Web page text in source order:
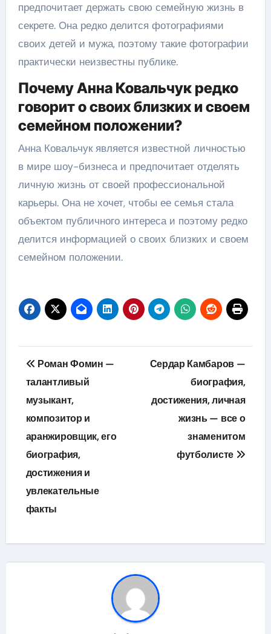
предпочитает держать свою семейную жизнь в
секрете. Она редко делится фотографиями
своих детей и мужа, поэтому такие фотографии
практически неизвестны публике.
Почему Анна Ковальчук редко
говорит о своих близких и своем
семейном положении?
Анна Ковальчук является известной личностью
в мире шоу-бизнеса и предпочитает отделять
личную жизнь от своей профессиональной
карьеры. Она не хочет, чтобы ее семья стала
объектом публичного интереса и поэтому редко
делится информацией о своих близких и своем
семейном положении.
Навигация
по
записям
Роман Фомин —
талантливый
музыкант,
композитор и
аранжировщик, его
биография,
достижения и
увлекательные
факты
Сердар Камбаров —
биография,
достижения, личная
жизнь — все о
знаменитом
футболисте